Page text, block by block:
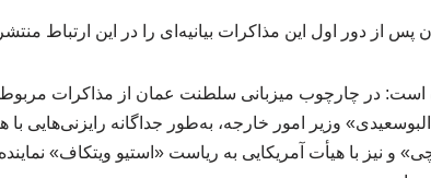
از دور اول این مذاکرات بیانیه‌ای را در این ارتباط
است: در چارچوب میزبانی سلطنت عمان از مذاکرات مربوط
وزیر امور خارجه، به‌طور جداگانه رایزنی‌هایی با
و نیز با هیأت آمریکایی به ریاست «استیو ویتکاف»